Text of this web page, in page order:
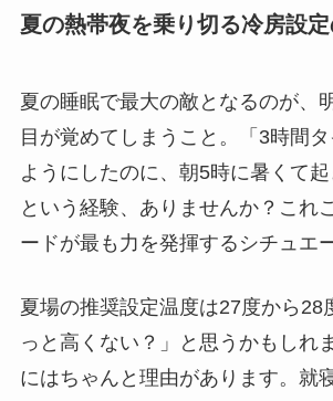
夏の熱帯夜を乗り切る冷房設
夏の睡眠で最大の敵となるのが、
目が覚めてしまうこと。「3時間
ようにしたのに、朝5時に暑くて起
という経験、ありませんか？これ
ードが最も力を発揮するシチュエ
夏場の推奨設定温度は27度から28
っと高くない？」と思うかもしれ
にはちゃんと理由があります。就